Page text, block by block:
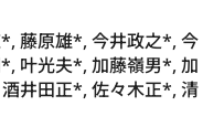
藤原雄*, 今井政之*, 今
叶光夫*, 加藤嶺男*, 加
井田正*, 佐々木正*, 清